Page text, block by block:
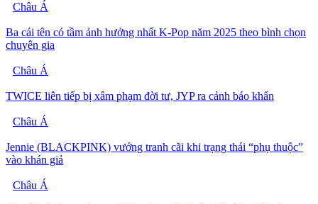
Châu Á
Ba cái tên có tầm ảnh hưởng nhất K-Pop năm 2025 theo bình chọn
chuyên gia
Châu Á
TWICE liên tiếp bị xâm phạm đời tư, JYP ra cảnh báo khẩn
Châu Á
Jennie (BLACKPINK) vướng tranh cãi khi trạng thái “phụ thuộc”
vào khán giả
Châu Á